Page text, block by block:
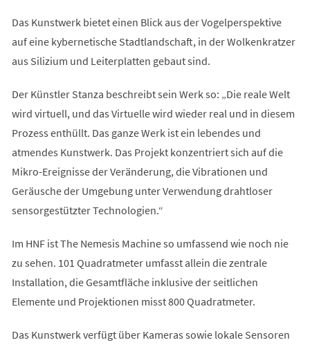
Das Kunstwerk bietet einen Blick aus der Vogelperspektive
auf eine kybernetische Stadtlandschaft, in der Wolkenkratzer
aus Silizium und Leiterplatten gebaut sind.
Der Künstler Stanza beschreibt sein Werk so: „Die reale Welt
wird virtuell, und das Virtuelle wird wieder real und in diesem
Prozess enthüllt. Das ganze Werk ist ein lebendes und
atmendes Kunstwerk. Das Projekt konzentriert sich auf die
Mikro-Ereignisse der Veränderung, die Vibrationen und
Geräusche der Umgebung unter Verwendung drahtloser
sensorgestützter Technologien.“
Im HNF ist The Nemesis Machine so umfassend wie noch nie
zu sehen. 101 Quadratmeter umfasst allein die zentrale
Installation, die Gesamtfläche inklusive der seitlichen
Elemente und Projektionen misst 800 Quadratmeter.
Das Kunstwerk verfügt über Kameras sowie lokale Sensoren